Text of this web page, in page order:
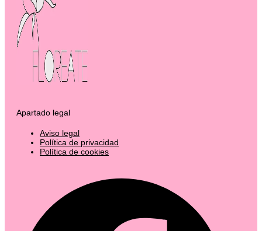
Apartado legal
Aviso legal
Política de privacidad
Política de cookies